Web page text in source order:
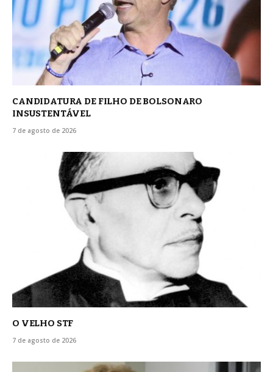
CANDIDATURA DE FILHO DE BOLSONARO
INSUSTENTÁVEL
7 de agosto de 2026
O VELHO STF
7 de agosto de 2026